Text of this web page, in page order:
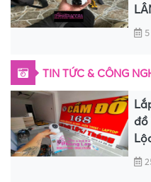
TIN TỨC & CÔNG
đồ